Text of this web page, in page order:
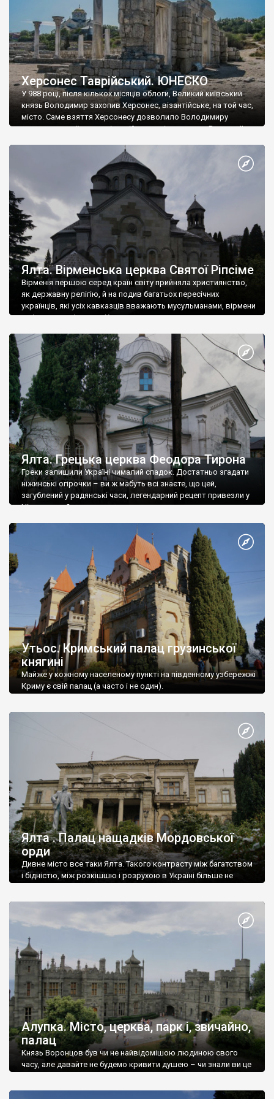
Херсонес Таврійський. ЮНЕСКО
У 988 році, після кількох місяців облоги, Великий київський
князь Володимир захопив Херсонес, візантійське, на той час,
місто. Саме взяття Херсонесу дозволило Володимиру
диктувати свої умови візантійському імператору Василю ІІ, та
Херсонесі Володимир-язичник, став Василем-християнином.
А потім було Хрещення Русі. На честь Херсонесу Таврійського
Ялта. Вірменська церква Святої Ріпсіме
Вірменія першою серед країн світу прийняла християнство,
як державну релігію, й на подив багатьох пересічних
українців, які усіх кавказців вважають мусульманами, вірмени
є відданими вірянами Христа
Ялта. Грецька церква Феодора Тирона
Греки залишили Україні чималий спадок. Достатньо згадати
ніжинські огірочки – ви ж мабуть всі знаєте, що цей,
загублений у радянські часи, легендарний рецепт привезли у
Ніжин греки?
Утьос. Кримський палац грузинської
княгині
Майже у кожному населеному пункті на південному узбережжі
Криму є свій палац (а часто і не один).
Ялта . Палац нащадків Мордовської
орди
Дивне місто все таки Ялта. Такого контрасту між багатством
і бідністю, між розкішшю і розрухою в Україні більше не
Алупка. Місто, церква, парк і, звичайно,
палац
Князь Воронцов був чи не найвідомішою людиною свого
часу, але давайте не будемо кривити душею – чи знали ви це